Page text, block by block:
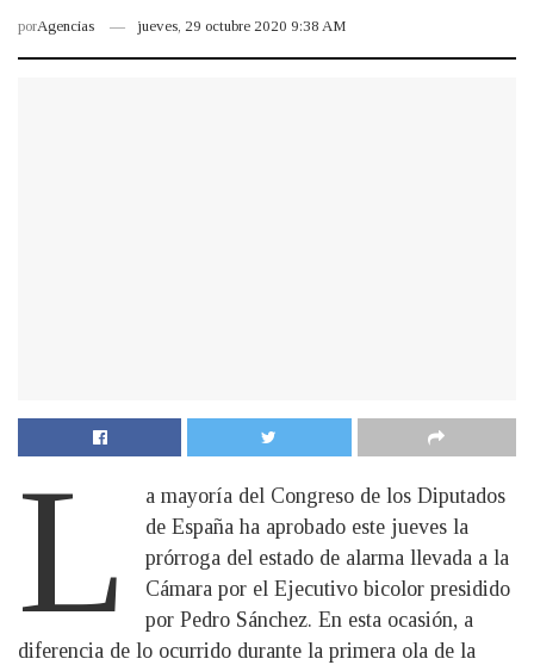
porAgencias jueves, 29 octubre 2020 9:38 AM
L
a mayoría del Congreso de los Diputados
de España ha aprobado este jueves la
prórroga del estado de alarma llevada a la
Cámara por el Ejecutivo bicolor presidido
por Pedro Sánchez. En esta ocasión, a
diferencia de lo ocurrido durante la primera ola de la